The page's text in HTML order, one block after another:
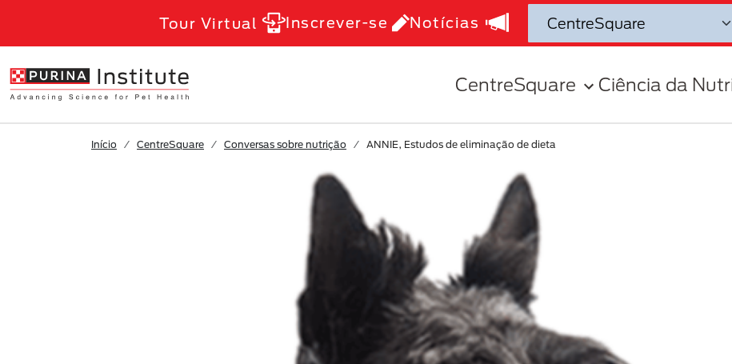
Tour Virtual Inscrever-se Notícias
CentreSquare Ciência da
Início CentreSquare Conversas sobre nutrição ANNIE, Estudos de eliminação de dieta